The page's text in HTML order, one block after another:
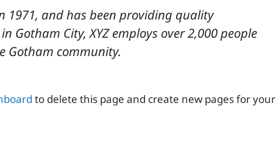
1971, and has been providing quality
Gotham City, XYZ employs over 2,000 people
Gotham community.
to delete this page and create new pages for your